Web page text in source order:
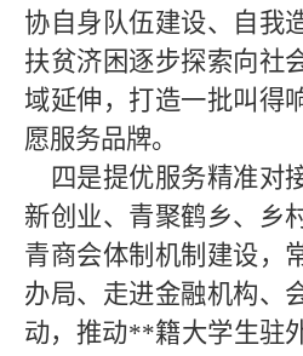
协自身队伍建设、自我
扶贫济困逐步探索向社
域延伸，打造一批叫得
愿服务品牌。
四是提优服务精准对
新创业、青聚鹤乡、乡
青商会体制机制建设，
办局、走进金融机构、
动，推动**籍大学生驻